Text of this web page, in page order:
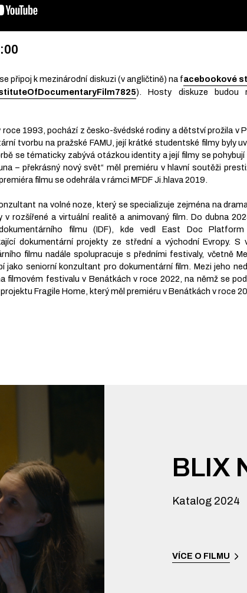
připoj k mezinárodní diskuzi (v angličtině) na facebookové
). Hosty diskuze budou
1993, pochází z česko-švédské rodiny a dětství prožila v
tvorbu na pražské FAMU, její krátké studentské filmy byly
se tématicky zabývá otázkou identity a její filmy se
– překrásný nový svět“ měl premiéru v hlavní soutěži
filmu se odehrála v rámci MFDF Ji.hlava 2019.
na volné noze, který se specializuje zejména na
v rozšířené a virtuální realitě a animovaný film. Do dubna
filmu (IDF), kde vedl East Doc
dokumentární projekty ze střední a východní Evropy. S
filmu nadále spolupracuje s předními festivaly, včetně
jako seniorní konzultant pro dokumentární film. Mezi jeho
filmovém festivalu v Benátkách v roce 2022, na němž se
Fragile Home, který měl premiéru v Benátkách v roce
BLIX
Katalog 2024
VÍCE O FILMU